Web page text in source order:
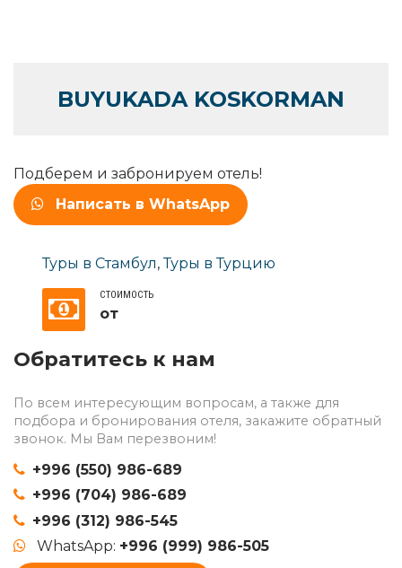
BUYUKADA KOSKORMAN
Подберем и забронируем отель!
Написать в WhatsApp
Туры в Стамбул,Туры в Турцию
СТОИМОСТЬ
от
Обратитесь к нам
По всем интересующим вопросам, а также для
подбора и бронирования отеля, закажите обратный
звонок. Мы Вам перезвоним!
+996 (550) 986-689
+996 (704) 986-689
+996 (312) 986-545
WhatsApp: +996 (999) 986-505